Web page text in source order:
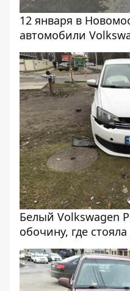
12 января в
автомобили
Белый Volkswagen
обочину, где